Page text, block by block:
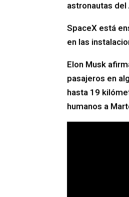
astronautas del
SpaceX está
en las
Elon Musk
pasajeros en
hasta 19
humanos a